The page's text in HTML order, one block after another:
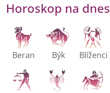
Horoskop na dnes
Beran Býk Blíženci